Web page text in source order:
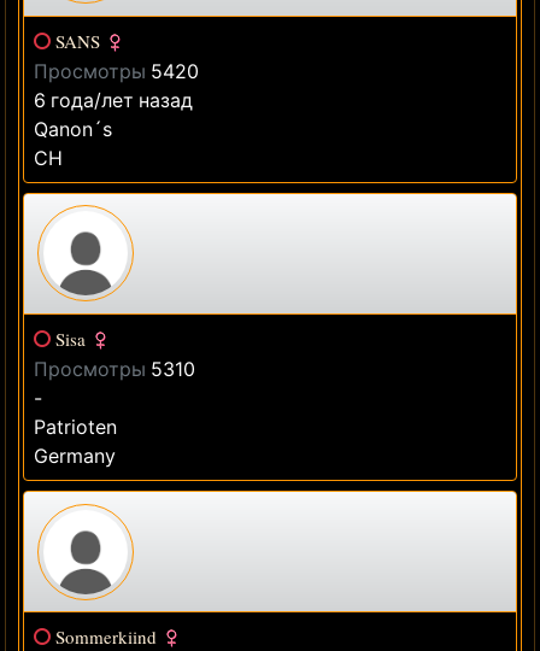
SANS
Просмотры 5420
6 года/лет назад
Qanon´s
CH
Sisa
Просмотры 5310
-
Patrioten
Germany
Sommerkiind